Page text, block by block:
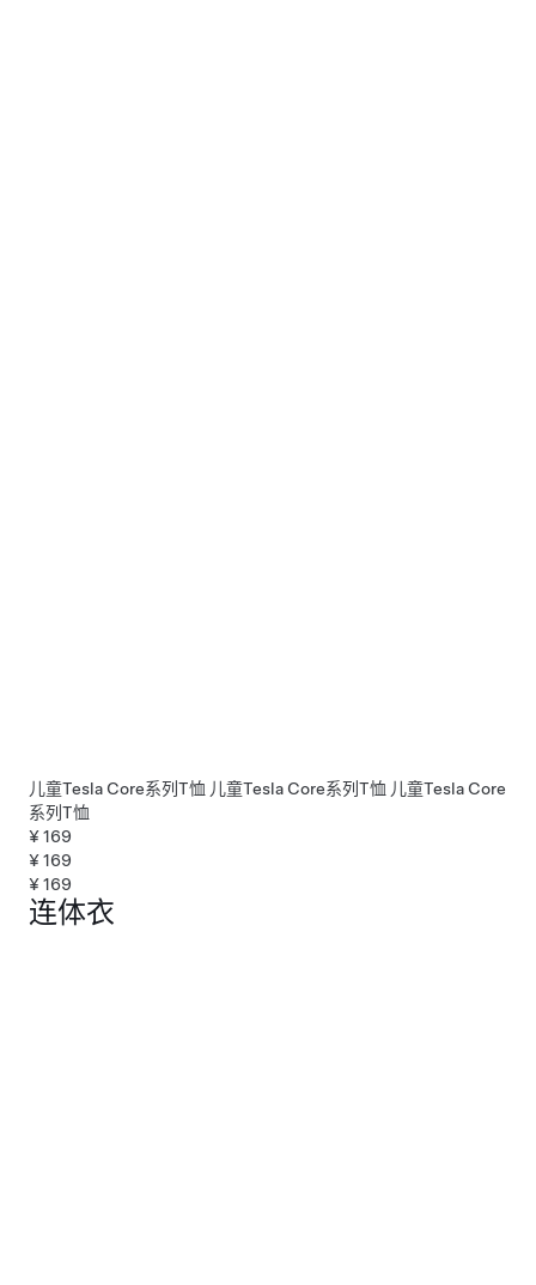
儿童Tesla Core系列T恤 儿童Tesla Core系列T恤 儿童Tesla Core
系列T恤
¥ 169
¥ 169
¥ 169
连体衣